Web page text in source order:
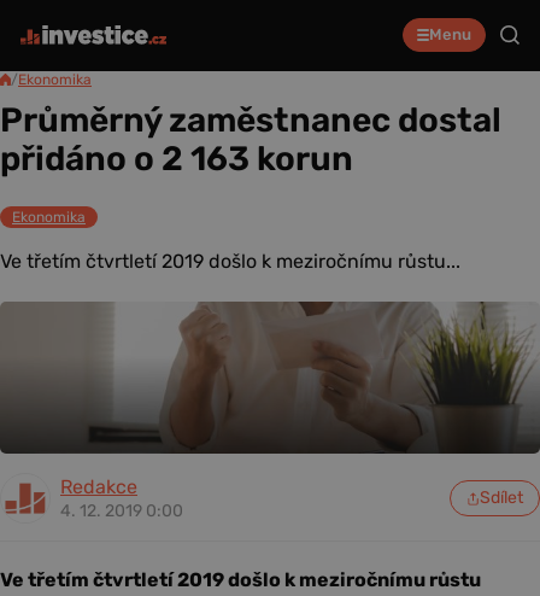
Menu
/Ekonomika
Průměrný zaměstnanec dostal
přidáno o 2 163 korun
Ekonomika
Ve třetím čtvrtletí 2019 došlo k meziročnímu růstu...
Redakce
4. 12. 2019 0:00
Sdílet
Ve třetím čtvrtletí 2019 došlo k meziročnímu růstu